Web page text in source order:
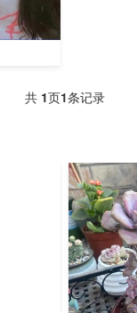
共 1页1条记录